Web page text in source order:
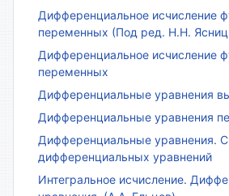
Дифференциальное исчисление
переменных (Под ред. Н.Н.
Дифференциальное исчисление
переменных
Дифференциальные уравнения
Дифференциальные уравнения
Дифференциальные уравнения.
дифференциальных уравнений
Интегральное исчисление.